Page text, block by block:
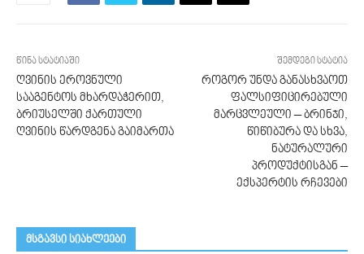
წინა სტატიაში
ღვინის ეროვნული
სააგენტოს მხარდაჭერით,
ბრიუსელში ქართული
ღვინის წარდგენა გაიმართა
შემდეგი სტატია
როგორ უნდა განასხვაოთ
ფალსიფიცირებული
მარცვლეული – ბრინჯი,
წიწიბურა და სხვა,
ნატურალური
პროდუქტისგან –
ექსპერტის რჩევები
მსგავსი სიახლეები